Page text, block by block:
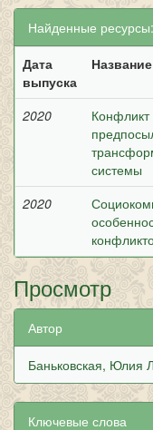
Найденные ресурсы:
Дата
выпуска
Название
2020
Конфликт
системы
2020
Просмотр
Автор
Баньковская, Юлия
Ключевые слова